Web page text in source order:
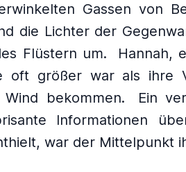
Gassen von
die Lichter der
Flüstern um.
Hannah,
oft größer war als ihre
bekommen.
Ein
Informationen
war der Mittelpunkt